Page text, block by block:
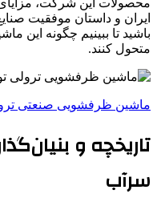
ایران و داستان موفقیت
باشید تا ببینیم چگونه این
متحول کنند.
ماشین ظرفشویی صنعتی
تاریخچه و
سرآب